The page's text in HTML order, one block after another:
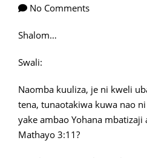
No Comments
Shalom…
Swali:
Naomba kuuliza, je ni kweli
tena, tunaotakiwa kuwa nao
yake ambao Yohana
Mathayo 3:11?